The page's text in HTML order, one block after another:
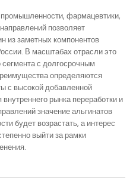
фармацевтики,
позволяет
из заметных компонентов
В масштабах отрасли это
сегмента с долгосрочным
определяются
с высокой добавленной
рынка переработки и
значение альгинатов
будет возрастать, а интерес
выйти за рамки